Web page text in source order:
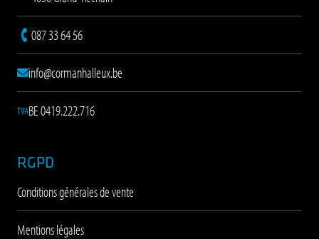
087 33 64 56
info@cormanhalleux.be
TVABE 0419.222.716
RGPD
Conditions générales de vente
Mentions légales